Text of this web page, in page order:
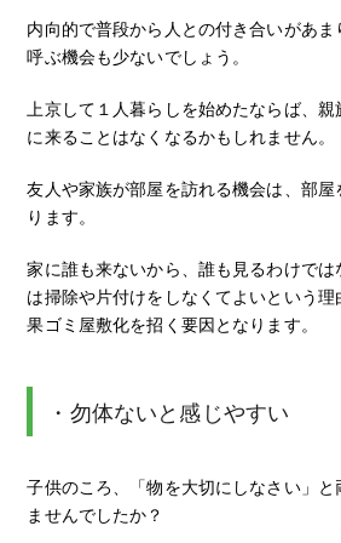
内向的で普段から人との付き合いがあ
呼ぶ機会も少ないでしょう。
上京して１人暮らしを始めたならば、
に来ることはなくなるかもしれません。
友人や家族が部屋を訪れる機会は、部
ります。
家に誰も来ないから、誰も見るわけで
は掃除や片付けをしなくてよいという
果ゴミ屋敷化を招く要因となります。
・勿体ないと感じやすい
子供のころ、「物を大切にしなさい」
ませんでしたか？